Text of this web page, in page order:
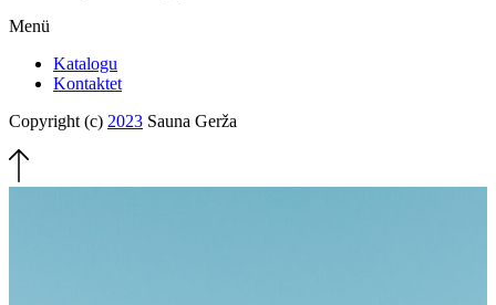
Menü
Katalogu
Kontaktet
Copyright (c) 2023 Sauna Gerža